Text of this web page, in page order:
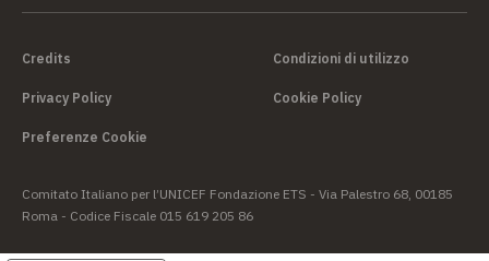
Credits Condizioni di utilizzo
Privacy Policy Cookie Policy
Preferenze Cookie
Comitato Italiano per l’UNICEF Fondazione ETS - Via Palestro 68, 00185
Roma - Codice Fiscale 015 619 205 86